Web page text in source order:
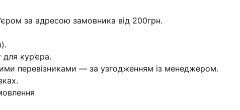
за адресою замовника від 200грн.
кур’єра.
перевізниками — за узгодженням із менеджером.